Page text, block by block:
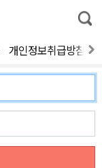
통
합
색
개인정보취급방침